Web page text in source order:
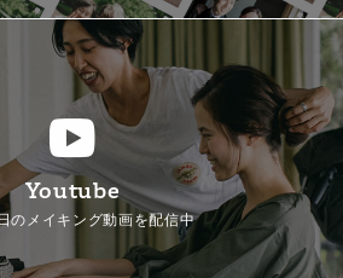
Youtube
のメイキング動画を配信中